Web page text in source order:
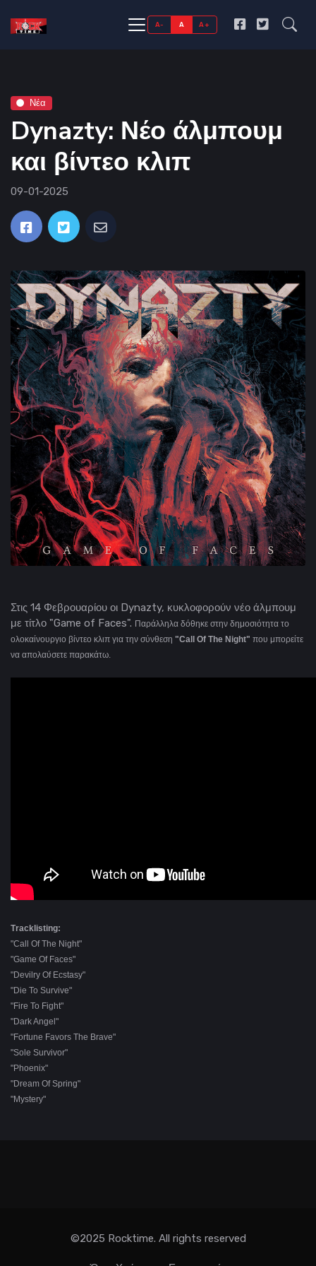
A- A A+
Νέα
Dynazty: Νέο άλμπουμ
και βίντεο κλιπ
09-01-2025
Στις 14 Φεβρουαρίου οι Dynazty, κυκλοφορούν νέο άλμπουμ
με τίτλο "Game of Faces". Παράλληλα δόθηκε στην δημοσιότητα το
ολοκαίνουργιο βίντεο κλιπ για την σύνθεση "Call Of The Night" που μπορείτε
να απολαύσετε παρακάτω.
Τracklisting:
"Call Of The Night"
"Game Of Faces"
"Devilry Of Ecstasy"
"Die To Survive"
"Fire To Fight"
"Dark Angel"
"Fortune Favors The Brave"
"Sole Survivor"
"Phoenix"
"Dream Of Spring"
"Mystery"
©2025 Rocktime. All rights reserved